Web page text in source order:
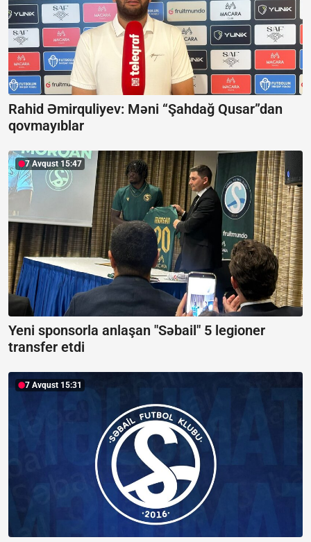
Rahid Əmirquliyev: Məni “Şahdağ Qusar”dan
qovmayıblar
7 Avqust 15:47
Yeni sponsorla anlaşan "Səbail" 5 legioner
transfer etdi
7 Avqust 15:31